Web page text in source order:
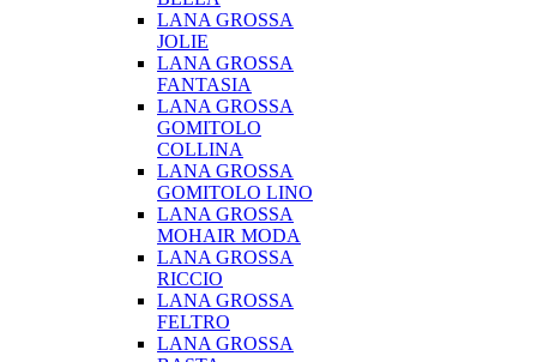
LANA GROSSA
JOLIE
LANA GROSSA
FANTASIA
LANA GROSSA
GOMITOLO
COLLINA
LANA GROSSA
GOMITOLO LINO
LANA GROSSA
MOHAIR MODA
LANA GROSSA
RICCIO
LANA GROSSA
FELTRO
LANA GROSSA